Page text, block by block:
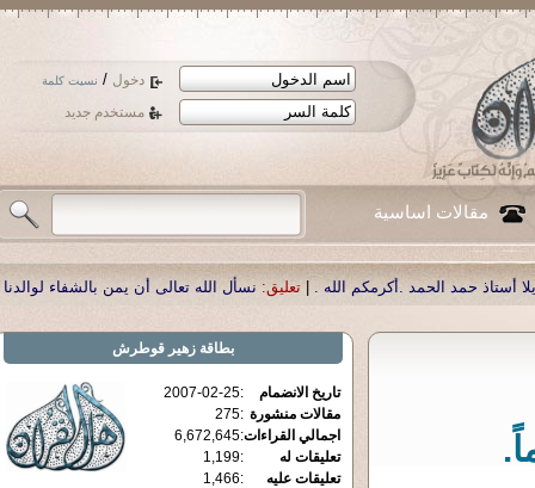
دخول / نسيت كلمة
مستخدم جديد
مقالات اساسية
.
| تعليق: نسأل الله تعالى أن يمن بالشفاء لوالدنا العزيز الدكتور أحمد صبحي
بطاقة زهير قوطرش
تاريخ الانضمام :
2007-02-25
مقالات منشورة :
275
اجمالي القراءات:
6,672,645
تعليقات له
:
1,199
تعليقات عليه
:
1,466